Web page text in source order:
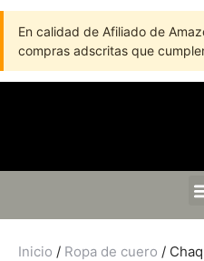
En calidad de Afiliado de
compras adscritas que
Inicio / Ropa de cuero /